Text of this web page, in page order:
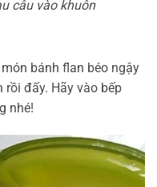
câu vào khuôn
bánh flan béo ngậy
đấy. Hãy vào bếp
nhé!